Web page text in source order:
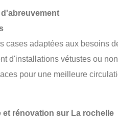
d'abreuvement
cases adaptées aux besoins
d'installations vétustes ou
pour une meilleure
et rénovation sur La rochelle